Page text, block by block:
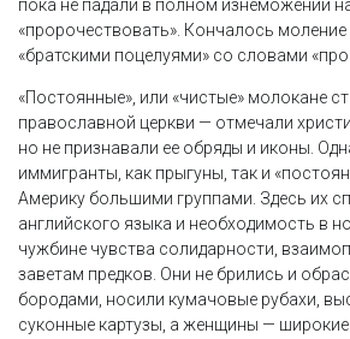
пока не падали в полном изнеможении
«пророчествовать». Кончалось
«братскими поцелуями» со словами
«Постоянные», или «чистые» молокане
православной церкви — отмечали
но не признавали ее обряды и иконы.
иммигранты, как прыгуны, так и
Америку большими группами. Здесь их
английского языка и необходимость в
чужбине чувства солидарности,
заветам предков. Они не брились и
бородами, носили кумачовые рубахи,
суконные картузы, а женщины —